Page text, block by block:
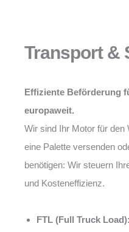
Transport &
Effiziente Beförderung
europaweit.
Wir sind Ihr Motor für den
eine Palette versenden
benötigen: Wir steuern
und Kosteneffizienz.
FTL (Full Truck Load):